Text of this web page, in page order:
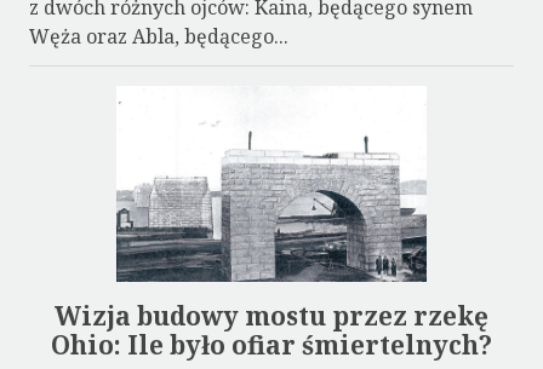
z dwóch różnych ojców: Kaina, będącego synem
Węża oraz Abla, będącego...
Wizja budowy mostu przez rzekę
Ohio: Ile było ofiar śmiertelnych?